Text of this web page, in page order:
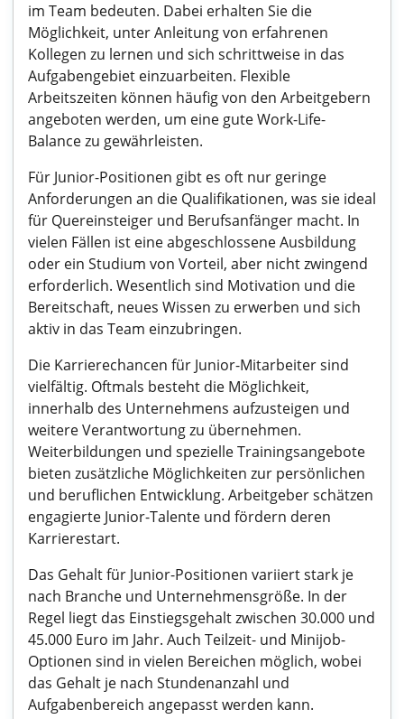
im Team bedeuten. Dabei erhalten Sie die
Möglichkeit, unter Anleitung von erfahrenen
Kollegen zu lernen und sich schrittweise in das
Aufgabengebiet einzuarbeiten. Flexible
Arbeitszeiten können häufig von den Arbeitgebern
angeboten werden, um eine gute Work-Life-
Balance zu gewährleisten.
Für Junior-Positionen gibt es oft nur geringe
Anforderungen an die Qualifikationen, was sie ideal
für Quereinsteiger und Berufsanfänger macht. In
vielen Fällen ist eine abgeschlossene Ausbildung
oder ein Studium von Vorteil, aber nicht zwingend
erforderlich. Wesentlich sind Motivation und die
Bereitschaft, neues Wissen zu erwerben und sich
aktiv in das Team einzubringen.
Die Karrierechancen für Junior-Mitarbeiter sind
vielfältig. Oftmals besteht die Möglichkeit,
innerhalb des Unternehmens aufzusteigen und
weitere Verantwortung zu übernehmen.
Weiterbildungen und spezielle Trainingsangebote
bieten zusätzliche Möglichkeiten zur persönlichen
und beruflichen Entwicklung. Arbeitgeber schätzen
engagierte Junior-Talente und fördern deren
Karrierestart.
Das Gehalt für Junior-Positionen variiert stark je
nach Branche und Unternehmensgröße. In der
Regel liegt das Einstiegsgehalt zwischen 30.000 und
45.000 Euro im Jahr. Auch Teilzeit- und Minijob-
Optionen sind in vielen Bereichen möglich, wobei
das Gehalt je nach Stundenanzahl und
Aufgabenbereich angepasst werden kann.